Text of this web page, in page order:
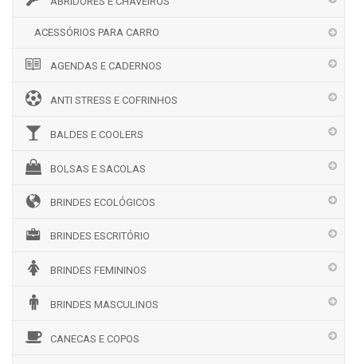
ACESSÓRIOS PARA CARRO
AGENDAS E CADERNOS
ANTI STRESS E COFRINHOS
BALDES E COOLERS
BOLSAS E SACOLAS
BRINDES ECOLÓGICOS
BRINDES ESCRITÓRIO
BRINDES FEMININOS
BRINDES MASCULINOS
CANECAS E COPOS